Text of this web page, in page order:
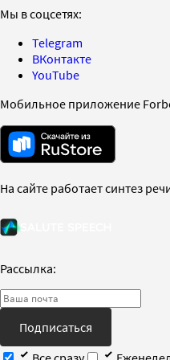
Мы в соцсетях:
Telegram
ВКонтакте
YouTube
Мобильное приложение
На сайте работает синтез
Рассылка:
Подписаться